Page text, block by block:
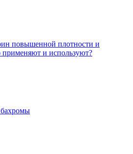
повышенной плотности и
применяют и используют?